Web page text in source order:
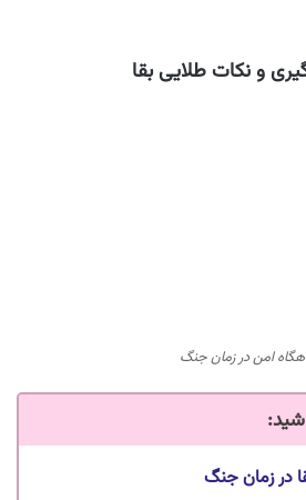
و نکات طلایی بقا
امن در زمان جنگ
: